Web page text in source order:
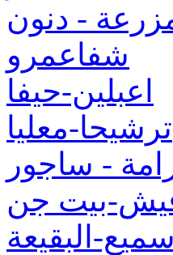
- دنون
شفاعمرو
اعبلين-حيفا
ترشيحا-معليا
- ساجور
بيت جن
البقيعة